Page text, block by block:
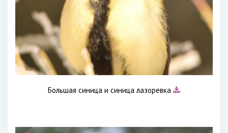
Большая синица и синица лазоревка